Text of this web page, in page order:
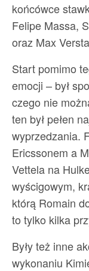
końcówce
Felipe Massa,
oraz Max
Start pomimo
emocji – był
czego nie
ten był pełen
wyprzedzania.
Ericssonem a
Vettela na
wyścigowym,
którą Romain
to tylko kilka
Były też inne
wykonaniu